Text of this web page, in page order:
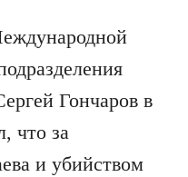
Гончаров в
что за
и убийством